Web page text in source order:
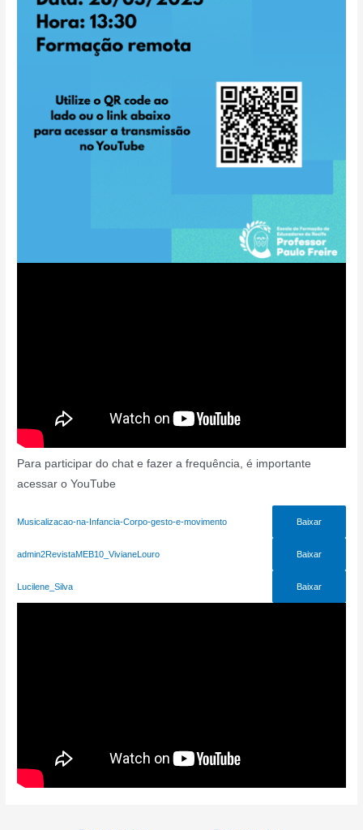
Para participar do chat e fazer a frequência, é importante
acessar o YouTube
Musicalizacao-na-Infancia-Corpo-gesto-e-movimento Baixar
admin2RevistaMEB10_VivianeLouro Baixar
Lucilene_Silva Baixar